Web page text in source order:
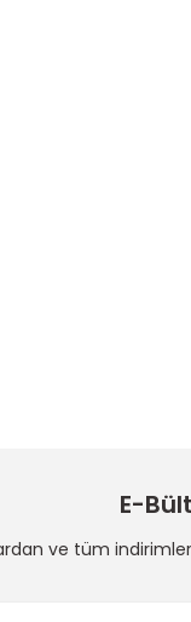
E-
ve tüm